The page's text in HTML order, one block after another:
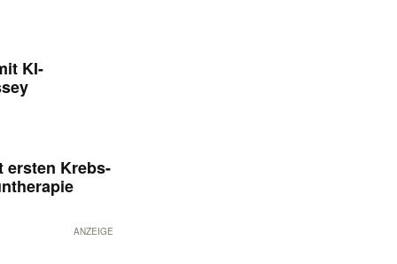
KI-
ersten Krebs-
ANZEIGE